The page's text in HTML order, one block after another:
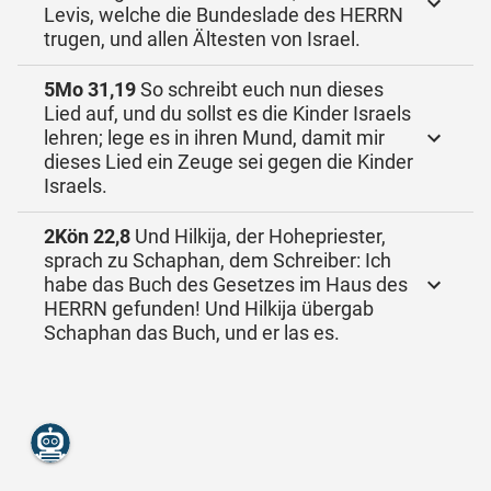
Levis, welche die Bundeslade des HERRN
trugen, und allen Ältesten von Israel.
5Mo 31,19So schreibt euch nun dieses
Lied auf, und du sollst es die Kinder Israels
lehren; lege es in ihren Mund, damit mir
dieses Lied ein Zeuge sei gegen die Kinder
Israels.
2Kön 22,8 Und Hilkija, der Hohepriester,
sprach zu Schaphan, dem Schreiber: Ich
habe das Buch des Gesetzes im Haus des
HERRN gefunden! Und Hilkija übergab
Schaphan das Buch, und er las es.